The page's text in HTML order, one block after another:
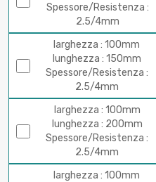
Spessore/Resistenza :
2.5/4mm
larghezza : 100mm
lunghezza : 150mm
Spessore/Resistenza :
2.5/4mm
larghezza : 100mm
lunghezza : 200mm
Spessore/Resistenza :
2.5/4mm
larghezza : 100mm